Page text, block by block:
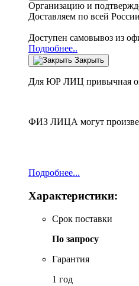
Организацию и
Доставляем по всей
Доступен самовывоз из
Подробнее..
Закрыть
Для ЮР ЛИЦ привычная
ФИЗ ЛИЦА могут
Подробнее...
Характеристики:
Срок поставки
По запросу
Гарантия
1 год